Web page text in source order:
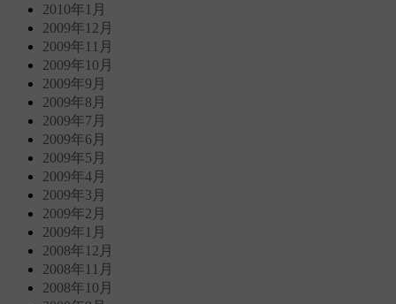
2010年1月
2009年12月
2009年11月
2009年10月
2009年9月
2009年8月
2009年7月
2009年6月
2009年5月
2009年4月
2009年3月
2009年2月
2009年1月
2008年12月
2008年11月
2008年10月